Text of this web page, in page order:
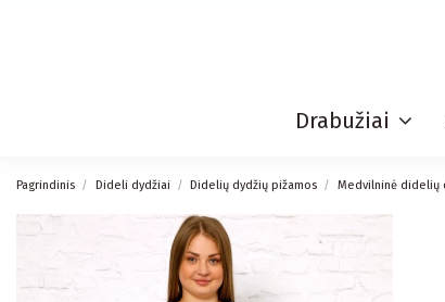
Drabužiai
Pagrindinis Dideli dydžiai Didelių dydžių pižamos Medvilninė didelių